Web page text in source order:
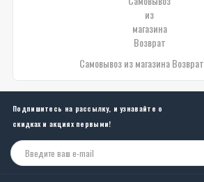
Самовывоз из магазина Возврат
Подпишитесь на рассылку, и узнавайте о
скидках и акциях первыми!